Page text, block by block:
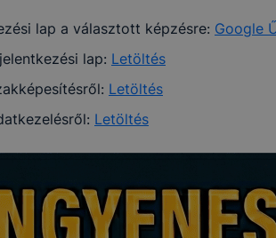
lap a választott képzésre: Google
lap: Letöltés
Letöltés
Letöltés